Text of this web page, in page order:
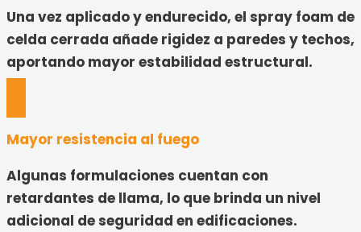
Una vez aplicado y endurecido, el spray foam de
celda cerrada añade rigidez a paredes y techos,
aportando mayor estabilidad estructural.
Mayor resistencia al fuego
Algunas formulaciones cuentan con
retardantes de llama, lo que brinda un nivel
adicional de seguridad en edificaciones.